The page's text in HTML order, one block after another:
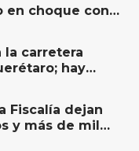
en choque con
Juan del Río
la carretera
hay
Fiscalía dejan
y más de mil
en Querétaro